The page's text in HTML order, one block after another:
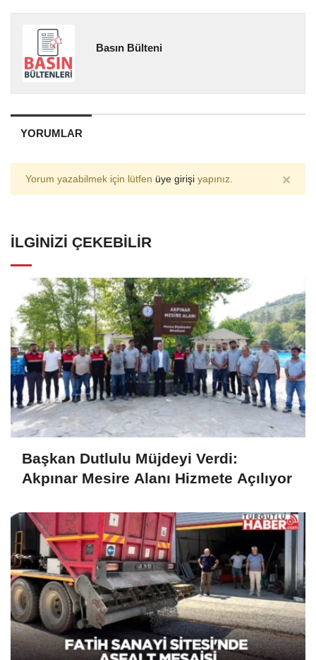
Basın Bülteni
YORUMLAR
Yorum yazabilmek için lütfen üye girişi yapınız. ×
İLGINIZI ÇEKEBILIR
Başkan Dutlulu Müjdeyi Verdi:
Akpınar Mesire Alanı Hizmete Açılıyor